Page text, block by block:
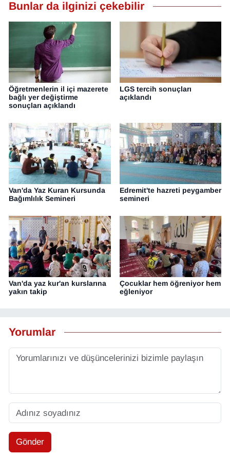
Bunlar da ilginizi çekebilir
Öğretmenlerin il içi mazerete
bağlı yer değiştirme
sonuçları açıklandı
LGS tercih sonuçları
açıklandı
Van'da Yaz Kuran Kursunda
Bağımlılık Semineri
Edremit'te hazreti peygamber
semineri
Van'da yaz kur'an kurslarına
yakın takip
Çocuklar hem öğreniyor hem
eğleniyor
Yorumlar
Gönder